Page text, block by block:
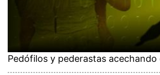
Pedófilos y pederastas acechando